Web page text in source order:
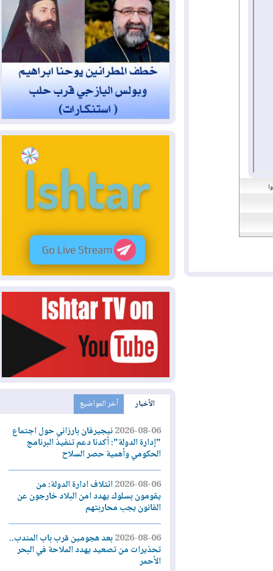
الأخبار آخر المواضيع
2026-08-06نيجيرفان بارزاني حول اجتماع
"إدارة الدولة": أكدنا دعم تنفيذ البرنامج
الحكومي وأهمية حصر السلاح
2026-08-06ائتلاف ادارة الدولة: من
يقومون بسلوك يهدد امن البلاد خارجون عن
القانون يجب محاربتهم
2026-08-06بعد هجومين قرب باب المندب..
تحذيرات من تصعيد يهدد الملاحة في البحر
الأحمر